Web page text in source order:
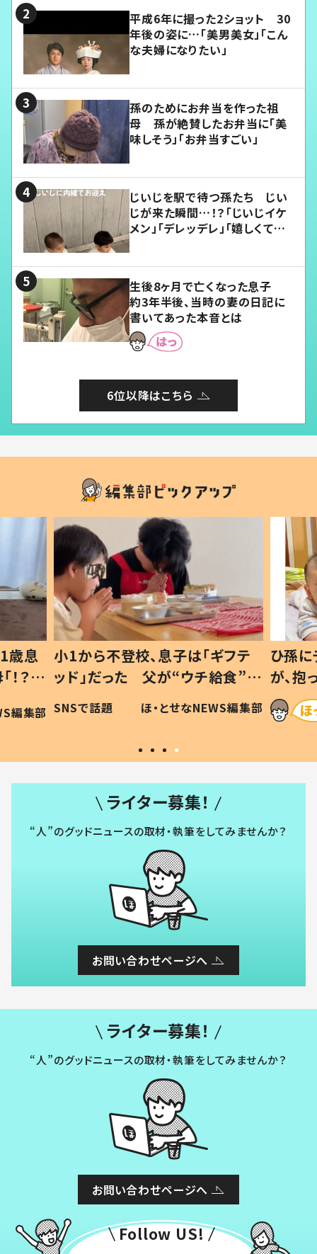
平成6年に撮った2ショット 30
年後の姿に…「美男美女」「こん
な夫婦になりたい」
孫のためにお弁当を作った祖
母 孫が絶賛したお弁当に「美
味しそう」「お弁当すごい」
じいじを駅で待つ孫たち じい
じが来た瞬間…！？「じいじイケ
メン」「デレッデレ」「嬉しくて可
生後8ヶ月で亡くなった息子
約3年半後、当時の妻の日記に
書いてあった本音とは
6位以降はこちら
歳息
？」
編集部
小1から不登校、息子は「ギフテ
ッド」だった 父が“ウチ給食”を
作り続ける理由とは #令和の親
#令和の子
SNSで話題 ほ・とせなNEWS編集部
ひ孫
が、
「涙が
い」
ライター募集！
“人”のグッドニュースの取材・執筆をしてみませんか？
お問い合わせページへ
ライター募集！
“人”のグッドニュースの取材・執筆をしてみませんか？
お問い合わせページへ
Follow US!